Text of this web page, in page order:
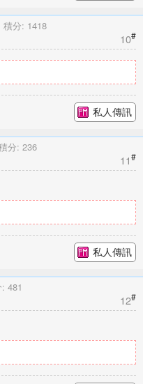
積分: 1418
10#
私人傳訊
分: 236
11#
私人傳訊
481
12#